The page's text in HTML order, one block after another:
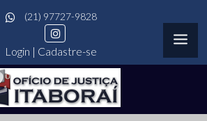
(21) 97727-9828
Login | Cadastre-se